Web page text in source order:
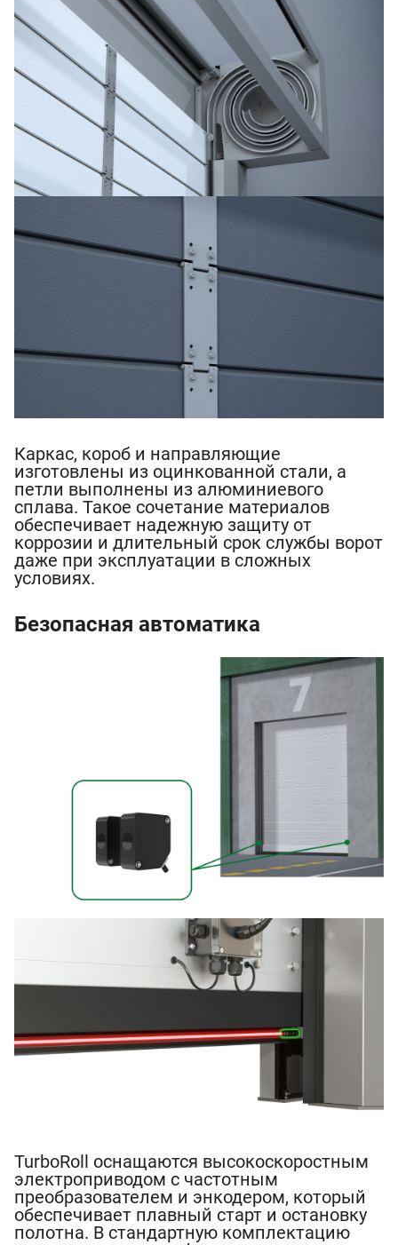
Каркас, короб и направляющие
изготовлены из оцинкованной стали, а
петли выполнены из алюминиевого
сплава. Такое сочетание материалов
обеспечивает надежную защиту от
коррозии и длительный срок службы ворот
даже при эксплуатации в сложных
условиях.
Безопасная автоматика
TurboRoll оснащаются высокоскоростным
электроприводом с частотным
преобразователем и энкодером, который
обеспечивает плавный старт и остановку
полотна. В стандартную комплектацию